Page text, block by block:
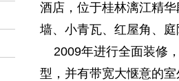
酒店，位于桂林漓江精
墙、小青瓦、红屋角、
2009年进行全面装修
型，并有带宽大惬意的